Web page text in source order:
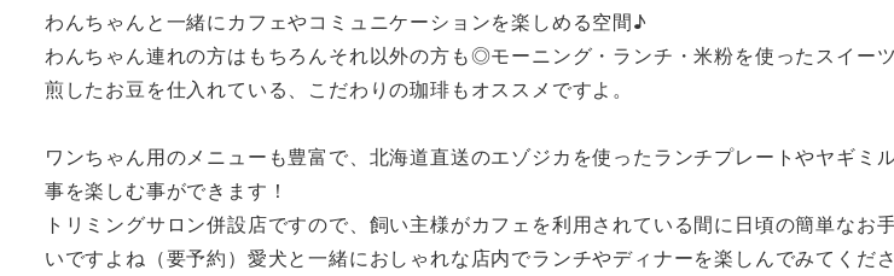
わんちゃんと一緒にカフェやコミュニケーションを楽しめる空間♪
わんちゃん連れの方はもちろんそれ以外の方も◎モーニング・ランチ・米粉を使ったスイー
煎したお豆を仕入れている、こだわりの珈琲もオススメですよ。
ワンちゃん用のメニューも豊富で、北海道直送のエゾジカを使ったランチプレートやヤギミ
事を楽しむ事ができます！
トリミングサロン併設店ですので、飼い主様がカフェを利用されている間に日頃の簡単なお
いですよね（要予約）愛犬と一緒におしゃれな店内でランチやディナーを楽しんでみてくだ